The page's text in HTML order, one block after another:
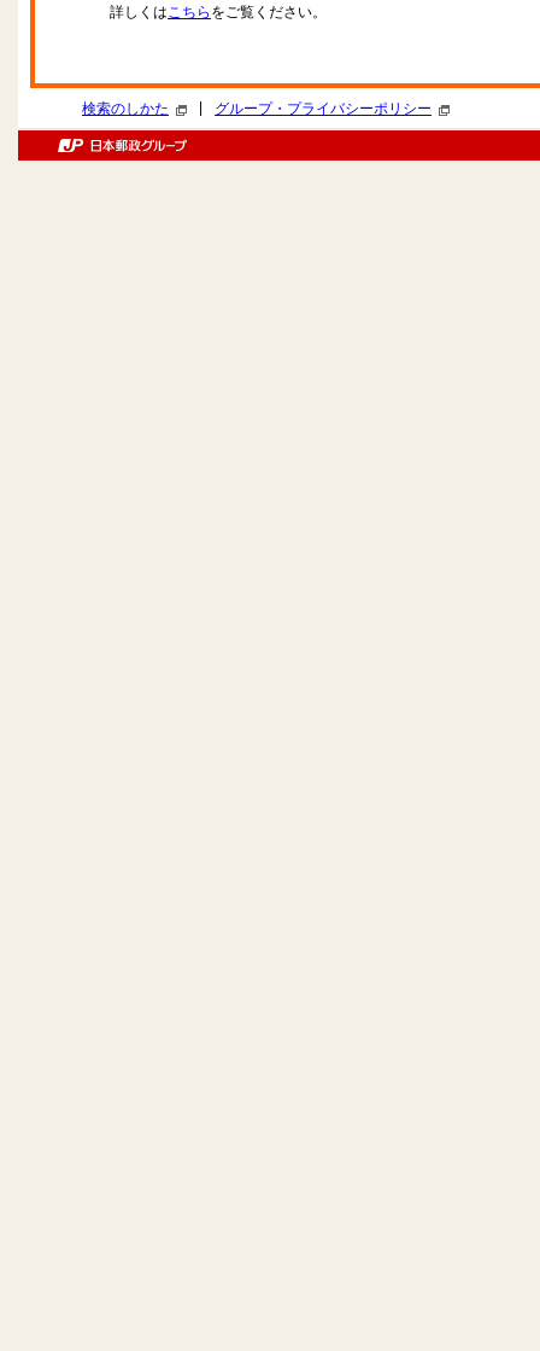
詳しくはこちら をご覧ください。
検索のしかた グループ・プライバシーポリシー